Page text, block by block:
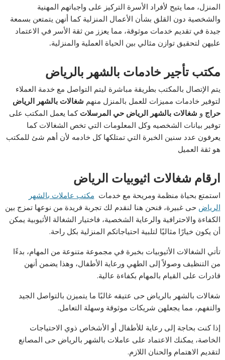
المنزل، مما يتيح لأفراد الأسرة التركيز على واجباتهم المهنية
والشخصية دون القلق بشأن الأعمال المنزلية كما أنهن يتمتعن بسمعة
جيدة في تقديم خدمات موثوقة، مما يعزز من ثقة الأسر في الاعتماد
عليهن لتحقيق توازن مثالي بين الحياة العملية والمنزلية.
مكتب تأجير خادمات بالشهر بالرياض
يتم الإتصال بالمكتب بطريقة مباشرة ليتم التواصل مع خدمة العملاء
لتوفير خادمات مميزات للعمل بالمنزل منهم شغالات بالشهر الرياض
حراج و شغالات بالشهر الرياض حي المرسلات كما يعمل المكتب على
توفير بيانات الشخصيه وكل المعلومات التي تخص الشغالات كما
يعرفون عدد سنين الخبرة التي تمتلكها كل خادمه لأن أهم شئ للمكتب
هو ثقة العميل
ارقام شغالات اثيوبيات الرياض
استمتع بحياة منظمة ومريحة مع خدمات مكتب عاملات بالشهر
الرياض حى غبيرة، فنحن هنا لنقدم لك تجربة فريدة من نوعها تمزج بين
الكفاءة والاحترافية والرعاية الشخصية، فاختيار الشغالة الأثيوبية يمكن
أن يكون خيارًا مثاليًا لتلبية احتياجاتكم المنزلية بكل راحة.
تأتي الشغالات الأثيوبيات بخبرة في مجموعة متنوعة من المهام، بدءًا
من التنظيف وصولاً إلى الطهي ورعاية الأطفال، وهذا يضمن أنهن
قادرات على القيام بالمهام بكفاءة عالية.
شغالات بالشهر بالرياض حى عتيقه غالبًا ما يتميزن بالتواصل الجيد
والتفهم، مما يجعلهن شريكات موثوقة وسهلة التعامل.
إذا كنت بحاجة إلى رعاية للأطفال أو الأشخاص ذوي الاحتياجات
الخاصة، يمكنك الاعتماد على عاملات بالشهر بالرياض حى المصانع
لتقديم الاهتمام والحنان اللازم.